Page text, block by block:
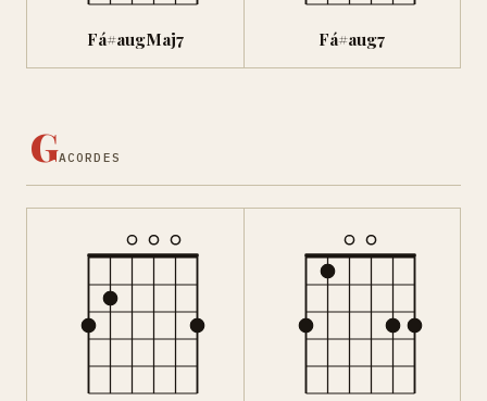
Fá#augMaj7 Fá#aug7
GACORDES